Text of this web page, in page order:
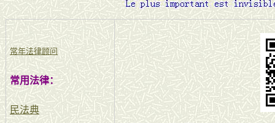
常年法律顾问
常用法律：
民法典